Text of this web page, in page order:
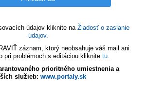
údajov kliknite na Žiadosť o zaslanie
údajov.
záznam, ktorý neobsahuje váš mail ani
pri problémoch s editáciou kliknite tu.
prioritného umiestnenia a
služieb: www.portaly.sk